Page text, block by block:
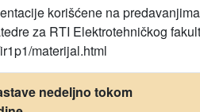
korišćene na
za RTI Elektrotehničkog
materijal.html
nedeljno tokom